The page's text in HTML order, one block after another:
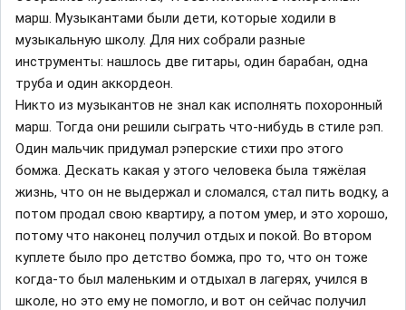
марш. Музыкантами были дети, которые ходили в
музыкальную школу. Для них собрали разные
инструменты: нашлось две гитары, один барабан, одна
труба и один аккордеон.
Никто из музыкантов не знал как исполнять похоронный
марш. Тогда они решили сыграть что-нибудь в стиле рэп.
Один мальчик придумал рэперские стихи про этого
бомжа. Дескать какая у этого человека была тяжёлая
жизнь, что он не выдержал и сломался, стал пить водку, а
потом продал свою квартиру, а потом умер, и это хорошо,
потому что наконец получил отдых и покой. Во втором
куплете было про детство бомжа, про то, что он тоже
когда-то был маленьким и отдыхал в лагерях, учился в
школе, но это ему не помогло, и вот он сейчас получил